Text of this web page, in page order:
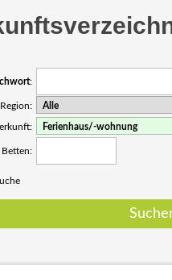
:
Region:
Betten: